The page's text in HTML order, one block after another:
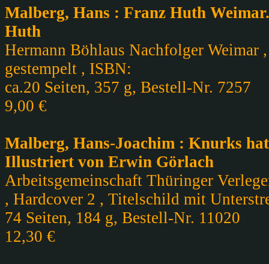
Malberg, Hans : Franz Huth
Huth
Hermann Böhlaus Nachfolger
gestempelt , ISBN:
ca.20 Seiten, 357 g, Bestell-Nr. 7257
9,00 €
Malberg, Hans-Joachim : Knurks
Illustriert von Erwin Görlach
Arbeitsgemeinschaft Thüringer
, Hardcover 2 , Titelschild mit
74 Seiten, 184 g, Bestell-Nr. 11020
12,30 €